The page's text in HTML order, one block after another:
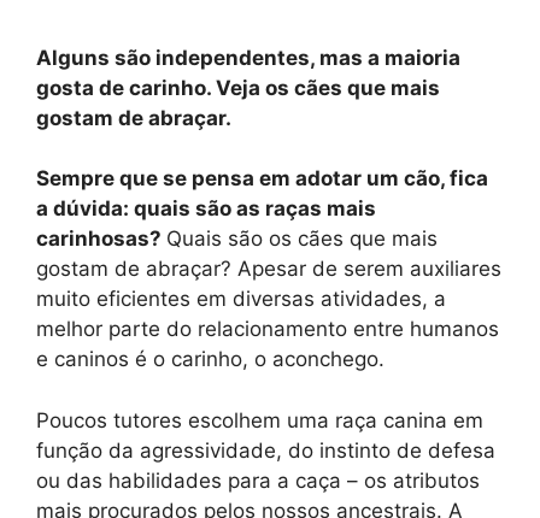
Alguns são independentes, mas a maioria
gosta de carinho. Veja os cães que mais
gostam de abraçar.
Sempre que se pensa em adotar um cão, fica
a dúvida: quais são as raças mais
carinhosas? Quais são os cães que mais
gostam de abraçar? Apesar de serem auxiliares
muito eficientes em diversas atividades, a
melhor parte do relacionamento entre humanos
e caninos é o carinho, o aconchego.
Poucos tutores escolhem uma raça canina em
função da agressividade, do instinto de defesa
ou das habilidades para a caça – os atributos
mais procurados pelos nossos ancestrais. A